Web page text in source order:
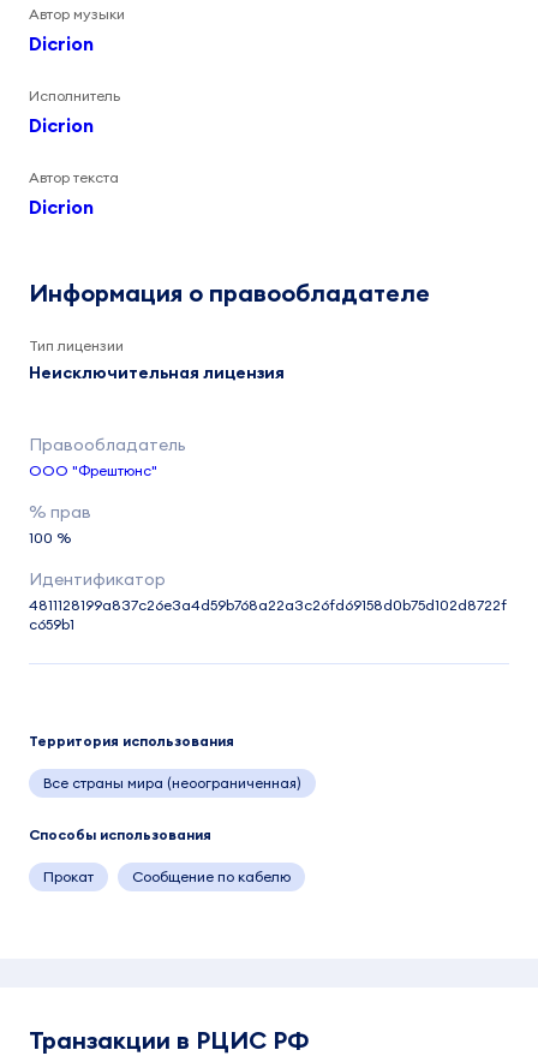
Автор музыки
Dicrion
Исполнитель
Dicrion
Автор текста
Dicrion
Информация о правообладателе
Тип лицензии
Неисключительная лицензия
ООО "Фрештюнс"
100 %
4811128199a837c26e3a4d59b768a22a3c26fd69158d0b75d102d8722f
c659b1
Территория использования
Все страны мира (неоограниченная)
Способы использования
Прокат Сообщение по кабелю
Транзакции в РЦИС РФ